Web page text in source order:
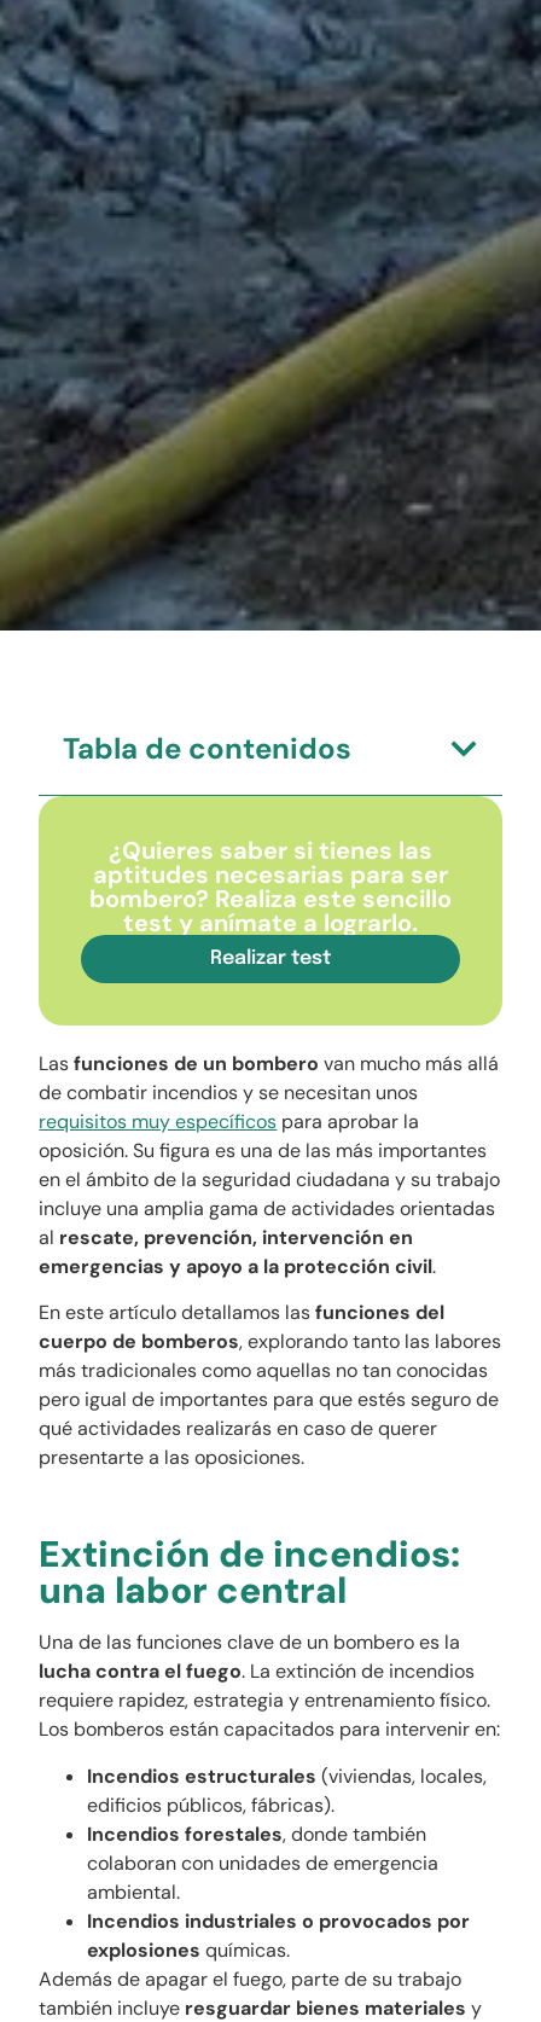
Tabla de contenidos
¿Quieres saber si tienes las
aptitudes necesarias para ser
bombero? Realiza este sencillo
test y anímate a lograrlo.
Realizar test
Lasfunciones de un bombero van mucho más allá
de combatir incendios y se necesitan unos
requisitos muy específicos para aprobar la
oposición. Su figura es una de las más importantes
en el ámbito de la seguridad ciudadana y su trabajo
incluye una amplia gama de actividades orientadas
al rescate, prevención, intervención en
emergencias y apoyo a la protección civil.
En este artículo detallamos lasfunciones del
cuerpo de bomberos, explorando tanto las labores
más tradicionales como aquellas no tan conocidas
pero igual de importantes para que estés seguro de
qué actividades realizarás en caso de querer
presentarte a las oposiciones.
Extinción de incendios:
una labor central
Una de las funciones clave de un bombero es la
lucha contra el fuego. La extinción de incendios
requiere rapidez, estrategia y entrenamiento físico.
Los bomberos están capacitados para intervenir en:
Incendios estructurales (viviendas, locales,
edificios públicos, fábricas).
Incendios forestales, donde también
colaboran con unidades de emergencia
ambiental.
Incendios industriales o provocados por
explosiones químicas.
Además de apagar el fuego, parte de su trabajo
también incluye resguardar bienes materiales y